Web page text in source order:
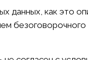
данных, как это
безоговорочного